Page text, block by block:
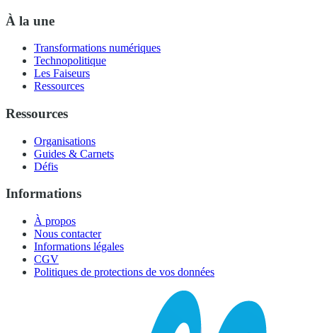
À la une
Transformations numériques
Technopolitique
Les Faiseurs
Ressources
Ressources
Organisations
Guides & Carnets
Défis
Informations
À propos
Nous contacter
Informations légales
CGV
Politiques de protections de vos données